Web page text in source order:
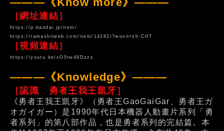
［網址連結］
https://p-bandai.jp/item/
https://tamashiiweb.com/item/14282/?wovn=zh-CHT
［視頻連結］
https://youtu.be/xO5rw48Dzzs
———《Knowledge》———
［認識 勇者王我王凱牙］
《勇者王我王凱牙》（勇者王GaoGaiGar、勇者王ガ
オガイガー）是1990年代日本機器人動畫片系列「勇
者系列」的第八部作品，也是勇者系列的完結篇。本